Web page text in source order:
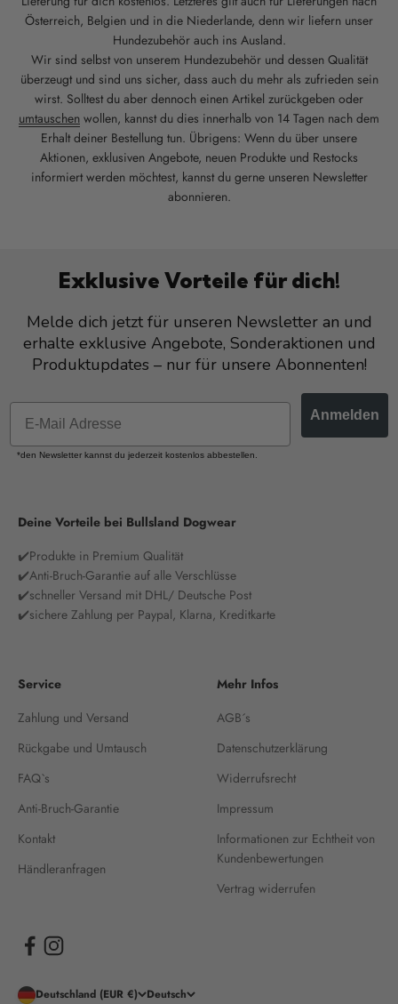
Österreich, Belgien und in die Niederlande, denn wir liefern unser
Hundezubehör auch ins Ausland.
Wir sind selbst von unserem Hundezubehör und dessen Qualität
überzeugt und sind uns sicher, dass auch du mehr als zufrieden sein
wirst. Solltest du aber dennoch einen Artikel zurückgeben oder
umtauschen wollen, kannst du dies innerhalb von 14 Tagen nach dem
Erhalt deiner Bestellung tun. Übrigens: Wenn du über unsere
Aktionen, exklusiven Angebote, neuen Produkte und Restocks
informiert werden möchtest, kannst du gerne unseren Newsletter
abonnieren.
Exklusive Vorteile für dich!
Melde dich jetzt für unseren Newsletter an und
erhalte exklusive Angebote, Sonderaktionen und
Produktupdates – nur für unsere Abonnenten!
Anmelden
*den Newsletter kannst du jederzeit kostenlos abbestellen.
Deine Vorteile bei Bullsland Dogwear
✔️Produkte in Premium Qualität
✔️Anti-Bruch-Garantie auf alle Verschlüsse
✔️schneller Versand mit DHL/ Deutsche Post
✔️sichere Zahlung per Paypal, Klarna, Kreditkarte
Service
Zahlung und Versand
Rückgabe und Umtausch
FAQ`s
Anti-Bruch-Garantie
Kontakt
Händleranfragen
Mehr Infos
AGB´s
Datenschutzerklärung
Widerrufsrecht
Impressum
Informationen zur Echtheit von
Kundenbewertungen
Vertrag widerrufen
Deutschland (EUR €) Deutsch